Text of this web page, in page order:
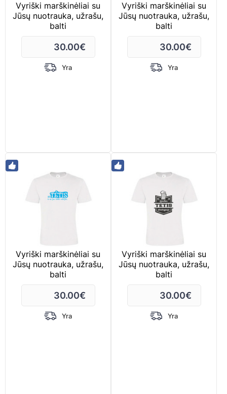
Vyriški marškinėliai su
Jūsų nuotrauka, užrašu,
balti
30.00€
Yra
Vyriški marškinėliai su
Jūsų nuotrauka, užrašu,
balti
30.00€
Yra
Vyriški marškinėliai su
Jūsų nuotrauka, užrašu,
balti
30.00€
Yra
Vyriški marškinėliai su
Jūsų nuotrauka, užrašu,
balti
30.00€
Yra